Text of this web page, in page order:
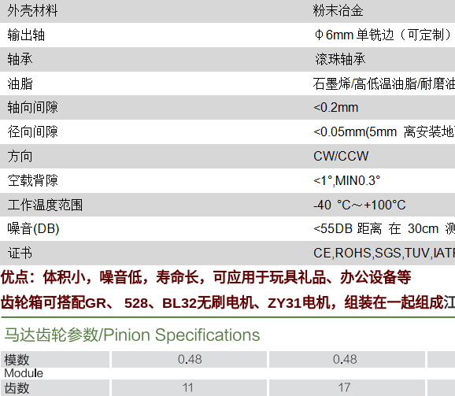
优点： 体积小，噪音低，寿命长，可应用于玩具礼品、办公设备等
齿轮箱可搭配GR、 528、 BL32无刷电机、 ZY31电机，组装在一起组成